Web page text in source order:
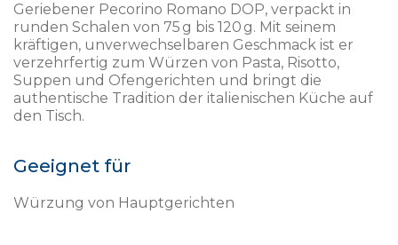
Geriebener Pecorino Romano DOP, verpackt in
runden Schalen von 75 g bis 120 g. Mit seinem
kräftigen, unverwechselbaren Geschmack ist er
verzehrfertig zum Würzen von Pasta, Risotto,
Suppen und Ofengerichten und bringt die
authentische Tradition der italienischen Küche auf
den Tisch.
Geeignet für
Würzung von Hauptgerichten